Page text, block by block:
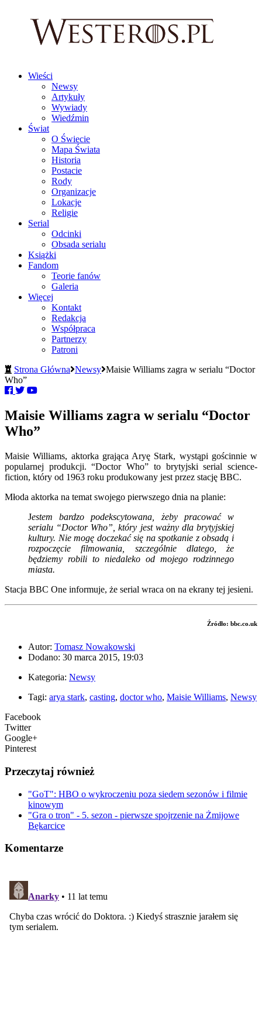
Wieści
Newsy
Artykuły
Wywiady
Wiedźmin
Świat
O Świecie
Mapa Świata
Historia
Postacie
Rody
Organizacje
Lokacje
Religie
Serial
Odcinki
Obsada serialu
Książki
Fandom
Teorie fanów
Galeria
Więcej
Kontakt
Redakcja
Współpraca
Partnerzy
Patroni
Strona Główna Newsy Maisie Williams zagra w serialu “Doctor
Who”
Maisie Williams zagra w serialu “Doctor
Who”
Maisie Williams, aktorka grająca Aryę Stark, wystąpi gościnnie w
popularnej produkcji. “Doctor Who” to brytyjski serial science-
fiction, który od 1963 roku produkowany jest przez stację BBC.
Młoda aktorka na temat swojego pierwszego dnia na planie:
Jestem bardzo podekscytowana, żeby pracować w
serialu “Doctor Who”, który jest ważny dla brytyjskiej
kultury. Nie mogę doczekać się na spotkanie z obsadą i
rozpoczęcie filmowania, szczególnie dlatego, że
będziemy robili to niedaleko od mojego rodzinnego
miasta.
Stacja BBC One informuje, że serial wraca on na ekrany tej jesieni.
Źródło: bbc.co.uk
Autor: Tomasz Nowakowski
Dodano: 30 marca 2015, 19:03
Kategoria: Newsy
Tagi: arya stark, casting, doctor who, Maisie Williams, Newsy
Facebook
Twitter
Google+
Pinterest
Przeczytaj również
"GoT": HBO o wykroczeniu poza siedem sezonów i filmie
kinowym
"Gra o tron" - 5. sezon - pierwsze spojrzenie na Żmijowe
Bękarcice
Komentarze